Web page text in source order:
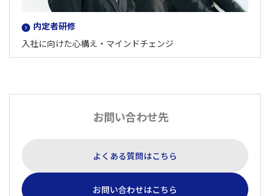
内定者研修
入社に向けた心構え・マインドチェンジ
お問い合わせ先
よくある質問はこちら
お問い合わせはこちら